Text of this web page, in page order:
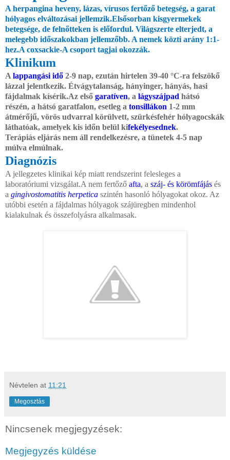
A herpangina heveny, lázas, vírusos fertőző betegség, a garat
hólyagos elváltozásai jellemzik.Elsősorban kisgyermekek
betegsége, de felnőtteken is előfordul. Világszerte elterjedt, a
melegebb időszakokban jellemzőbb. A nemek közti arány 1:1-
hez.A coxsackie-A csoport tagjai okozzák.
Klinikum
A lappangási idő 2-9 nap, ezután hirtelen 39-40 °C-ra felszökő
lázzal jelentkezik. Étvágytalanság, hányinger, hányás, hasi
fájdalmak kísérik.Az első garatíven, a lágyszájpad hátsó
részén, a hátsó garatfalon, esetleg a tonsillákon 1-2 mm
átmérőjű, vörös udvarral körülvett, szürkésfehér hólyagocskák
láthatóak, amelyek kis időn belül kifekélyesednek.
Terápiás eljárás nem áll rendelkezésre, a tünetek 4-5 nap
múlva elmúlnak.
Diagnózis
A jellegzetes klinikai kép miatt rendszerint felesleges a
laboratóriumi vizsgálat.A nem fertőző afta, a száj- és körömfájás és
a gingivostomatitis herpetica szintén hasonló hólyagokat okoz. Az
utóbbi esetén a fájdalmas hólyagok szájüregben mindenhol
kialakulnak és összefolyásra alkalmasak.
Névtelen at 11:21
Megosztás
Nincsenek megjegyzések:
Megjegyzés küldése